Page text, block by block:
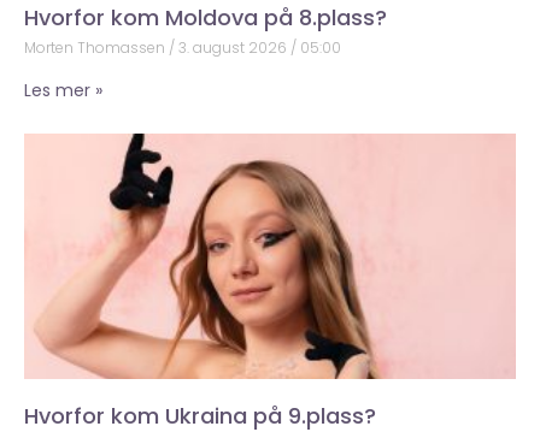
Hvorfor kom Moldova på 8.plass?
Morten Thomassen 3. august 2026 05:00
Les mer »
Hvorfor kom Ukraina på 9.plass?